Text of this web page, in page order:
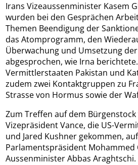
Irans Vizeaussenminister Kasem
wurden bei den Gesprächen
Themen Beendigung der
das Atomprogramm, den
Überwachung und Umsetzung
abgesprochen, wie Irna
Vermittlerstaaten Pakistan und
zudem zwei Kontaktgruppen zu
Strasse von Hormus sowie der
Zum Treffen auf dem
Vizepräsident Vance, die US-
und Jared Kushner gekommen,
Parlamentspräsident Mohammed
Aussenminister Abbas Araghtschi.